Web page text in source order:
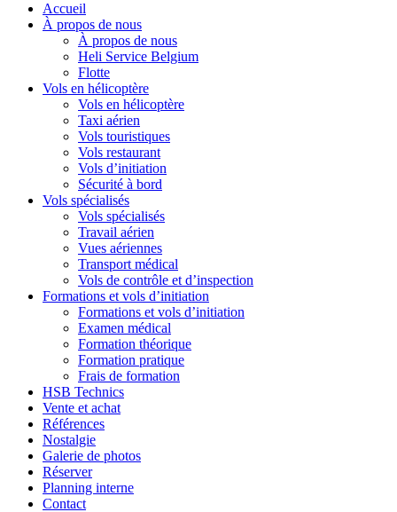
Accueil
À propos de nous
À propos de nous
Heli Service Belgium
Flotte
Vols en hélicoptère
Vols en hélicoptère
Taxi aérien
Vols touristiques
Vols restaurant
Vols d’initiation
Sécurité à bord
Vols spécialisés
Vols spécialisés
Travail aérien
Vues aériennes
Transport médical
Vols de contrôle et d’inspection
Formations et vols d’initiation
Formations et vols d’initiation
Examen médical
Formation théorique
Formation pratique
Frais de formation
HSB Technics
Vente et achat
Références
Nostalgie
Galerie de photos
Réserver
Planning interne
Contact